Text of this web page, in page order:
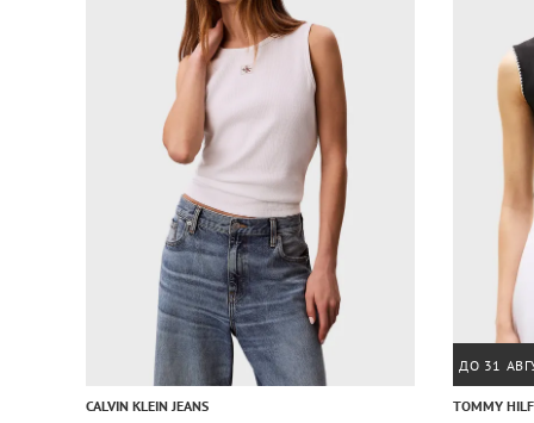
CALVIN KLEIN JEANS
ДО 31
TOMMY